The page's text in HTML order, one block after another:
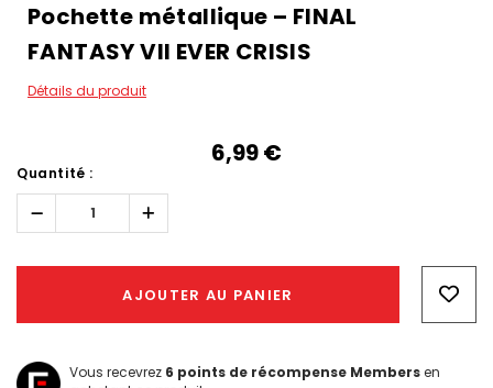
Pochette métallique – FINAL
FANTASY VII EVER CRISIS
Détails du produit
6,99‎ ‎€
Quantité :
Réduire
quantité :
Augmenter
la
quantité :
AJOUTER AU PANIER
Vous recevrez 6 points de récompense Membersen